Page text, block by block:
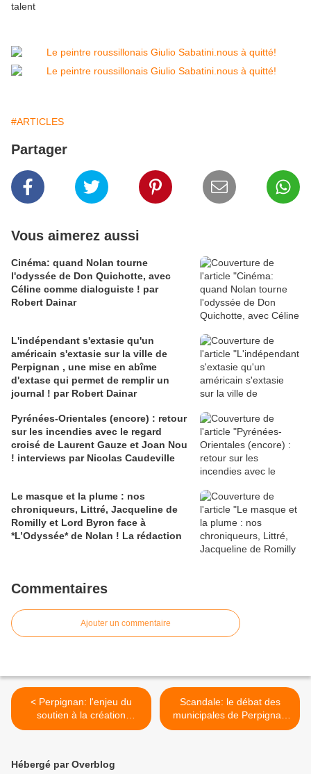
talent
#ARTICLES
Partager
Vous aimerez aussi
Cinéma: quand Nolan tourne
l'odyssée de Don Quichotte, avec
Céline comme dialoguiste ! par
Robert Dainar
L'indépendant s'extasie qu'un
américain s'extasie sur la ville de
Perpignan , une mise en abîme
d'extase qui permet de remplir un
journal ! par Robert Dainar
Pyrénées-Orientales (encore) : retour
sur les incendies avec le regard
croisé de Laurent Gauze et Joan Nou
! interviews par Nicolas Caudeville
Le masque et la plume : nos
chroniqueurs, Littré, Jacqueline de
Romilly et Lord Byron face à
*L’Odyssée* de Nolan ! La rédaction
Commentaires
Ajouter un commentaire
< Perpignan: l'enjeu du
soutien à la création
musicale d'ici, une
Casagran et Laurent Salle
Scandale: le débat des
municipales de Perpignan
organisé par France Bleu/
Hébergé par Overblog